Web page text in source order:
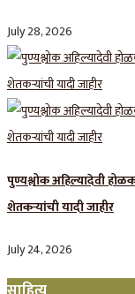
July 28, 2026
पुण्यश्लोक अहिल्यादेवी
शेतकऱ्यांची यादी जाहीर
July 24, 2026